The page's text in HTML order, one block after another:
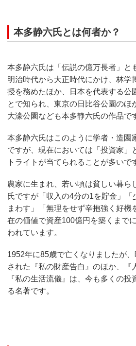
本多静六氏とは何者か？
本多静六氏は「伝説の億万長者」と
明治時代から大正時代にかけ、林学
授を務めたほか、日本を代表する公
とで知られ、東京の日比谷公園のほ
大濠公園なども本多静六氏の作品で
本多静六氏はこのように学者・造園
ですが、現在においては「投資家」
トライトが当てられることが多いで
農家に生まれ、若い頃は貧しい暮ら
氏ですが「収入の4分の1を貯金」「
まわす」「無理をせず辛抱強く好機
在の価値で資産100億円を築くまで
われています。
1952年に85歳で亡くなりましたが
された『私の財産告白』のほか、『
『私の生活流儀』は、今も多くの投
る名著です。